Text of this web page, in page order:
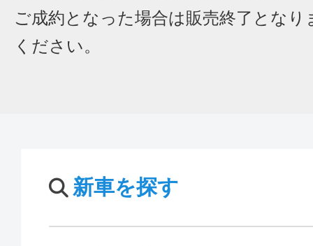
ご成約となった場合は販売終了となり
ください。
新車を探す